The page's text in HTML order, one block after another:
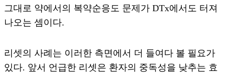
그대로 약에서의 복약순응도 문제가 DTx에서도 터져
나오는 셈이다.
리셋의 사례는 이러한 측면에서 더 들여다 볼 필요가
있다. 앞서 언급한 리셋은 환자의 중독성을 낮추는 효